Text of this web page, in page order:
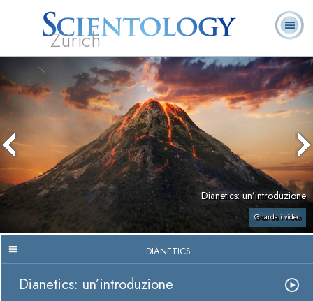
Zürich
Fondatore
Che cos’è
Scientology?
Ministri
Volontari
Domande
ricorrenti
Dianetics: un’introduzione
Guarda i video
DIANETICS
Dianetics: un’introduzione